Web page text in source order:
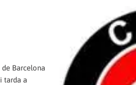
Barcelona
tarda a